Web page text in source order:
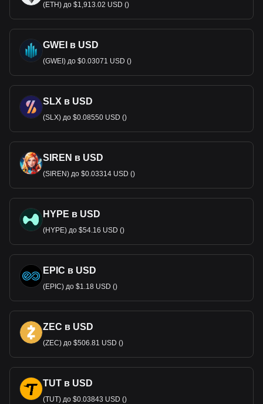
(ETH) до $1,913.02 USD ()
GWEI в USD
(GWEI) до $0.03071 USD ()
SLX в USD
(SLX) до $0.08550 USD ()
SIREN в USD
(SIREN) до $0.03314 USD ()
HYPE в USD
(HYPE) до $54.16 USD ()
EPIC в USD
(EPIC) до $1.18 USD ()
ZEC в USD
(ZEC) до $506.81 USD ()
TUT в USD
(TUT) до $0.03843 USD ()